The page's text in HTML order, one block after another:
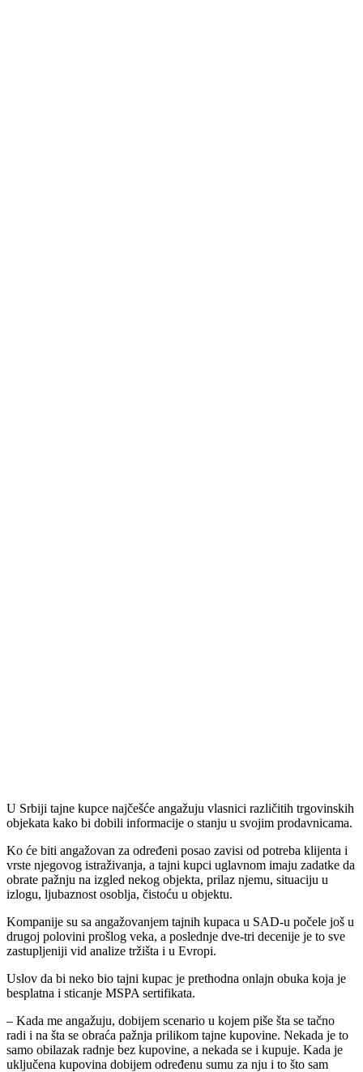
U Srbiji tajne kupce najčešće angažuju vlasnici različitih trgovinskih
objekata kako bi dobili informacije o stanju u svojim prodavnicama.
Ko će biti angažovan za određeni posao zavisi od potreba klijenta i
vrste njegovog istraživanja, a tajni kupci uglavnom imaju zadatke da
obrate pažnju na izgled nekog objekta, prilaz njemu, situaciju u
izlogu, ljubaznost osoblja, čistoću u objektu.
Kompanije su sa angažovanjem tajnih kupaca u SAD-u počele još u
drugoj polovini prošlog veka, a poslednje dve-tri decenije je to sve
zastupljeniji vid analize tržišta i u Evropi.
Uslov da bi neko bio tajni kupac je prethodna onlajn obuka koja je
besplatna i sticanje MSPA sertifikata.
– Kada me angažuju, dobijem scenario u kojem piše šta se tačno
radi i na šta se obraća pažnja prilikom tajne kupovine. Nekada je to
samo obilazak radnje bez kupovine, a nekada se i kupuje. Kada je
uključena kupovina dobijem određenu sumu za nju i to što sam